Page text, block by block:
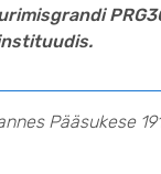
Pääsukese